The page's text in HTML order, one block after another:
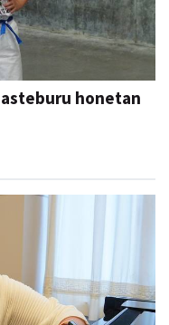
honetan